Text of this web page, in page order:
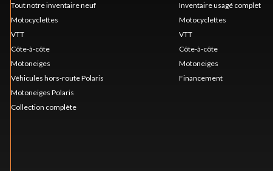
Tout notre inventaire neuf
Motocyclettes
VTT
Côte-à-côte
Motoneiges
Véhicules hors-route Polaris
Motoneiges Polaris
Collection complète
Inventaire usagé complet
Motocyclettes
VTT
Côte-à-côte
Motoneiges
Financement